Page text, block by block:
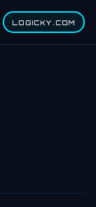
LOGICKY.COM